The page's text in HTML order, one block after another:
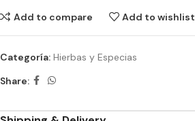
Add to compare
Add to wishlist
Categoría: Hierbas y Especias
Share: